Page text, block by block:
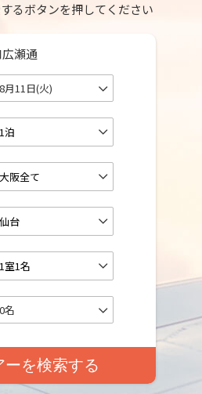
るボタンを押してください
瀬通
8月11日(火)
0名